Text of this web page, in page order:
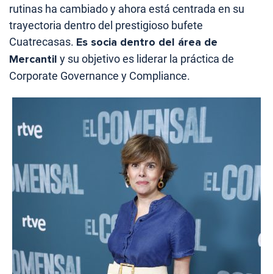
rutinas ha cambiado y ahora está centrada en su
trayectoria dentro del prestigioso bufete
Cuatrecasas. Es socia dentro del área de
Mercantil y su objetivo es liderar la práctica de
Corporate Governance y Compliance.